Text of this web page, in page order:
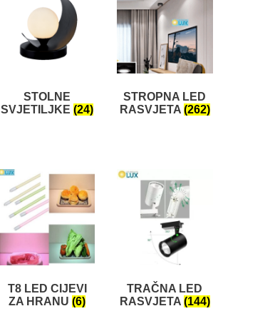
STOLNE
SVJETILJKE(24)
STROPNA LED
RASVJETA (262)
T8 LED CIJEVI
ZA HRANU(6)
TRAČNA LED
RASVJETA (144)